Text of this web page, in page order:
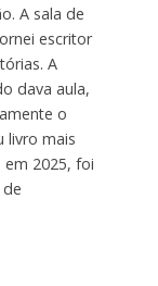
A sala de
escritor
A
dava aula,
o
livro mais
em 2025, foi